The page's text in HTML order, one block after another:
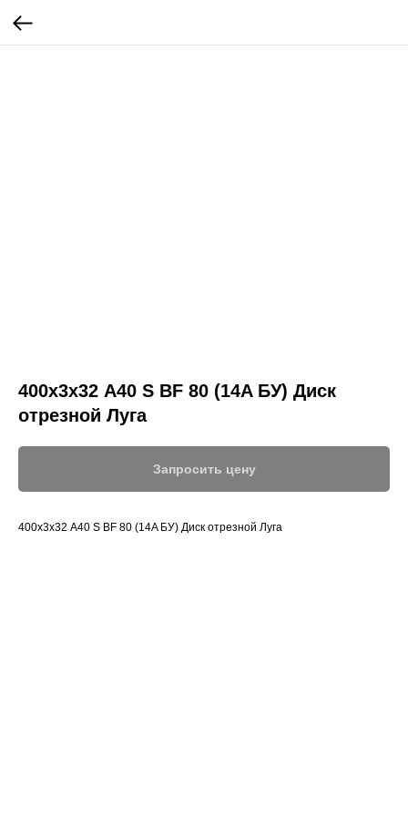
400х3х32 А40 S BF 80 (14A БУ) Диск
отрезной Луга
Запросить цену
400х3х32 А40 S BF 80 (14A БУ) Диск отрезной Луга